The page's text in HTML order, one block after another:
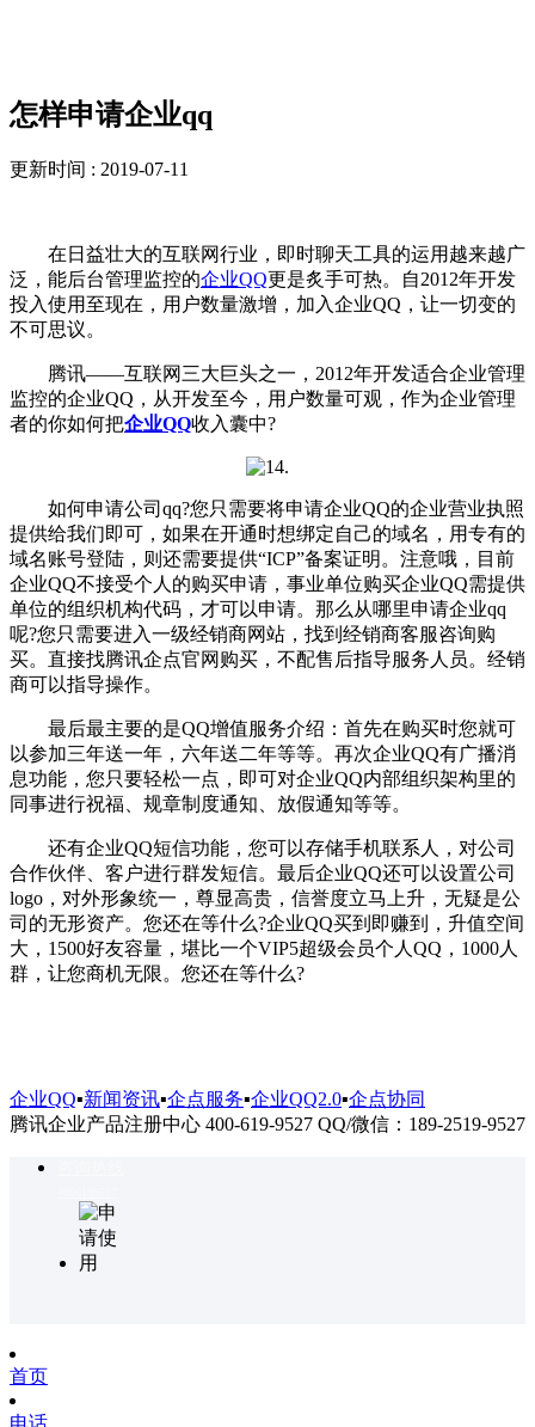
怎样申请企业qq
更新时间 : 2019-07-11
在日益壮大的互联网行业，即时聊天工具的运用越来越广
泛，能后台管理监控的企业QQ更是炙手可热。自2012年开发
投入使用至现在，用户数量激增，加入企业QQ，让一切变的
不可思议。
腾讯——互联网三大巨头之一，2012年开发适合企业管理
监控的企业QQ，从开发至今，用户数量可观，作为企业管理
者的你如何把企业QQ收入囊中?
如何申请公司qq?您只需要将申请企业QQ的企业营业执照
提供给我们即可，如果在开通时想绑定自己的域名，用专有的
域名账号登陆，则还需要提供“ICP”备案证明。注意哦，目前
企业QQ不接受个人的购买申请，事业单位购买企业QQ需提供
单位的组织机构代码，才可以申请。那么从哪里申请企业qq
呢?您只需要进入一级经销商网站，找到经销商客服咨询购
买。直接找腾讯企点官网购买，不配售后指导服务人员。经销
商可以指导操作。
最后最主要的是QQ增值服务介绍：首先在购买时您就可
以参加三年送一年，六年送二年等等。再次企业QQ有广播消
息功能，您只要轻松一点，即可对企业QQ内部组织架构里的
同事进行祝福、规章制度通知、放假通知等等。
还有企业QQ短信功能，您可以存储手机联系人，对公司
合作伙伴、客户进行群发短信。最后企业QQ还可以设置公司
logo，对外形象统一，尊显高贵，信誉度立马上升，无疑是公
司的无形资产。您还在等什么?企业QQ买到即赚到，升值空间
大，1500好友容量，堪比一个VIP5超级会员个人QQ，1000人
群，让您商机无限。您还在等什么?
企业QQ▪新闻资讯▪企点服务▪企业QQ2.0▪企点协同
腾讯企业产品注册中心 400-619-9527 QQ/微信：189-2519-9527
首页